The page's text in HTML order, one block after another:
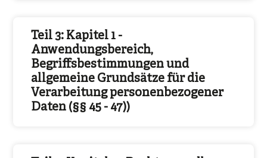
Teil 3: Kapitel 1 -
Anwendungsbereich,
Begriffsbestimmungen und
allgemeine Grundsätze für die
Verarbeitung personenbezogener
Daten (§§ 45 - 47))